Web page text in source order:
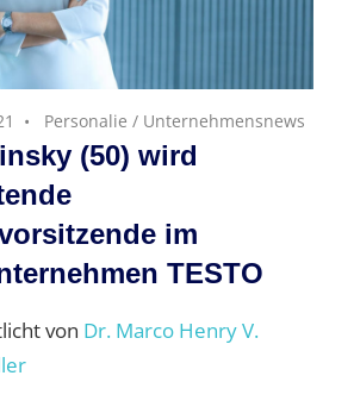
Personalie / Unternehmensnews
(50) wird
im
TESTO
von Dr. Marco Henry V.